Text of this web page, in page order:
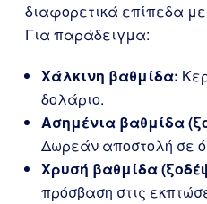
διαφορετικά επίπεδα
Για παράδειγμα:
Χάλκινη βαθμίδα:
δολάριο.
Ασημένια βαθμίδα
Δωρεάν αποστολή σε
Χρυσή βαθμίδα
πρόσβαση στις